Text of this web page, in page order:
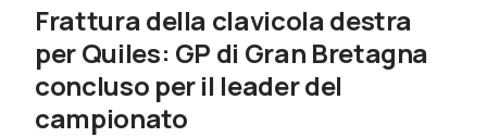
Frattura della clavicola destra
per Quiles: GP di Gran Bretagna
concluso per il leader del
campionato